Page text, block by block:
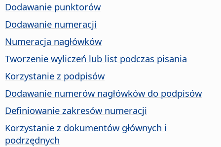
Dodawanie punktorów
Dodawanie numeracji
Numeracja nagłówków
Tworzenie wyliczeń lub list podczas pisania
Korzystanie z podpisów
Dodawanie numerów nagłówków do podpisów
Definiowanie zakresów numeracji
Korzystanie z dokumentów głównych i
podrzędnych